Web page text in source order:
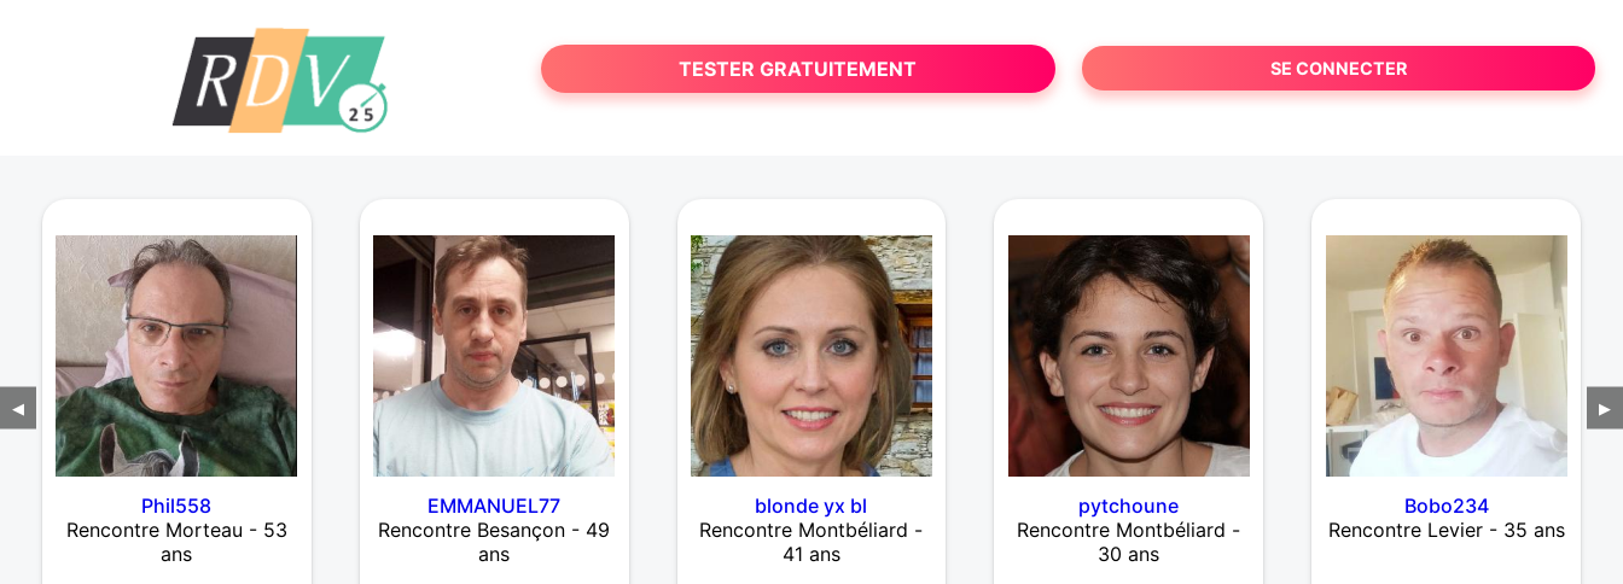
TESTER GRATUITEMENT SE CONNECTER
◀
Phil558
Rencontre Morteau - 53
ans
EMMANUEL77
Rencontre Besançon - 49
ans
blonde yx bl
Rencontre Montbéliard -
41 ans
pytchoune
Rencontre Montbéliard -
30 ans
Bobo234
Rencontre Levier - 35 ans
▶